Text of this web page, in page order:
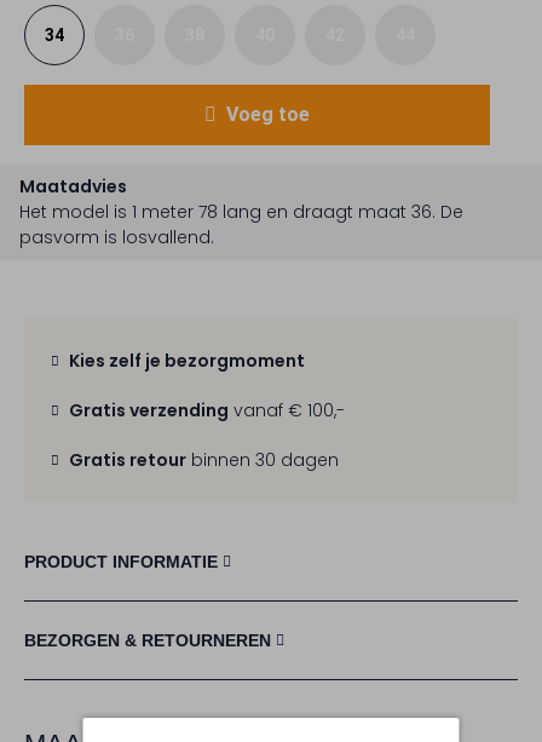
34
Voeg toe
Maatadvies
Het model is 1 meter 78 lang en draagt maat 36. De
pasvorm is losvallend.
Kies zelf je bezorgmoment
Gratis verzending vanaf € 100,-
Gratis retour binnen 30 dagen
PRODUCT INFORMATIE
BEZORGEN & RETOURNEREN